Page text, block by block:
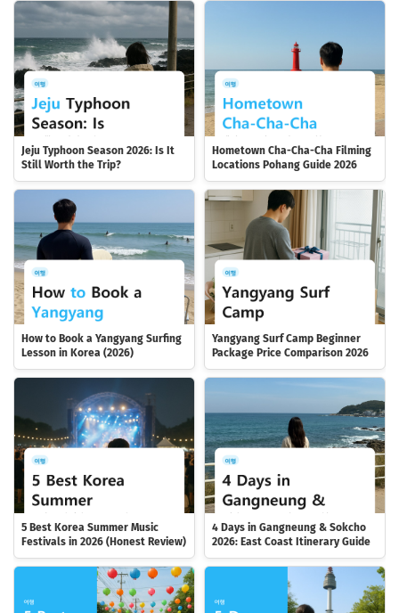
Jeju Typhoon Season 2026: Is It
Still Worth the Trip?
Hometown Cha-Cha-Cha Filming
Locations Pohang Guide 2026
How to Book a Yangyang Surfing
Lesson in Korea (2026)
Yangyang Surf Camp Beginner
Package Price Comparison 2026
5 Best Korea Summer Music
Festivals in 2026 (Honest Review)
4 Days in Gangneung & Sokcho
2026: East Coast Itinerary Guide